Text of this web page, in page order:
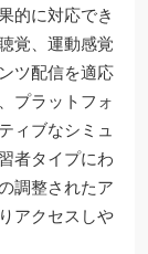
的に対応でき
覚、運動感覚
ツ配信を適応
プラットフォ
ィブなシミュ
者タイプにわ
調整されたア
アクセスしや